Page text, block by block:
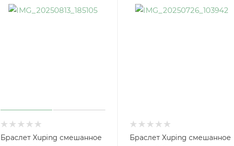
Браслет Xuping смешанное
Браслет Xuping смешанное